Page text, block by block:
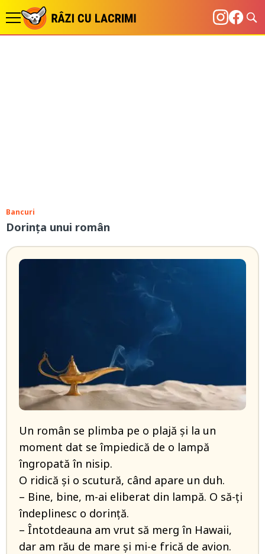
Bancuri
Dorința unui român
Un român se plimba pe o plajă și la un
moment dat se împiedică de o lampă
îngropată în nisip.
O ridică și o scutură, când apare un duh.
– Bine, bine, m-ai eliberat din lampă. O să-ți
îndeplinesc o dorință.
– Întotdeauna am vrut să merg în Hawaii,
dar am rău de mare și mi-e frică de avion.